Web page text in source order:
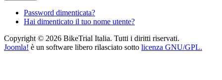
Password dimenticata?
Hai dimenticato il tuo nome utente?
Copyright © 2026 BikeTrial Italia. Tutti i diritti riservati.
Joomla! è un software libero rilasciato sotto licenza GNU/GPL.